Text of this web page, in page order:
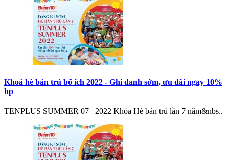
Khoá hè bán trú bổ ích 2022 - Ghi danh sớm, ưu đãi ngay 10%
hp
TENPLUS SUMMER 07– 2022 Khóa Hè bán trú lần 7 năm&nbs..